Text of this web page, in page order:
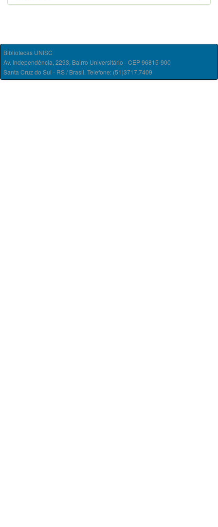
Bibliotecas UNISC
Av. Independência, 2293, Bairro Universitário - CEP 96815-900
Santa Cruz do Sul - RS / Brasil. Telefone: (51)3717.7409